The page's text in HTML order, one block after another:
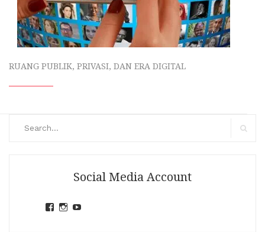
RUANG PUBLIK, PRIVASI, DAN ERA DIGITAL
Social Media Account
ViewView